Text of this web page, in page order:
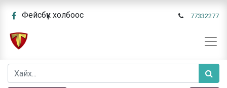
Фейсбүүк холбоос 77332277